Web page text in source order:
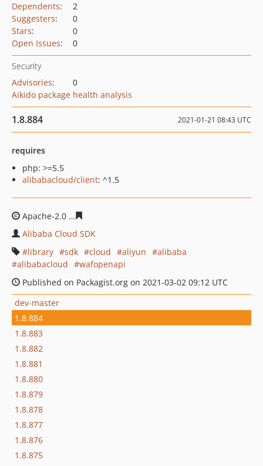
Dependents:
2
Suggesters:
0
Stars:
0
Open Issues: 0
Security
Advisories:
0
Aikido package health analysis
1.8.884 2021-01-21 08:43 UTC
requires
php: >=5.5
alibabacloud/client: ^1.5
Apache-2.0
Alibaba Cloud SDK
library
sdk cloud aliyun
alibaba
alibabacloud
wafopenapi
Published on Packagist.org on 2021-03-02 09:12 UTC
dev-master
1.8.884
1.8.883
1.8.882
1.8.881
1.8.880
1.8.879
1.8.878
1.8.877
1.8.876
1.8.875